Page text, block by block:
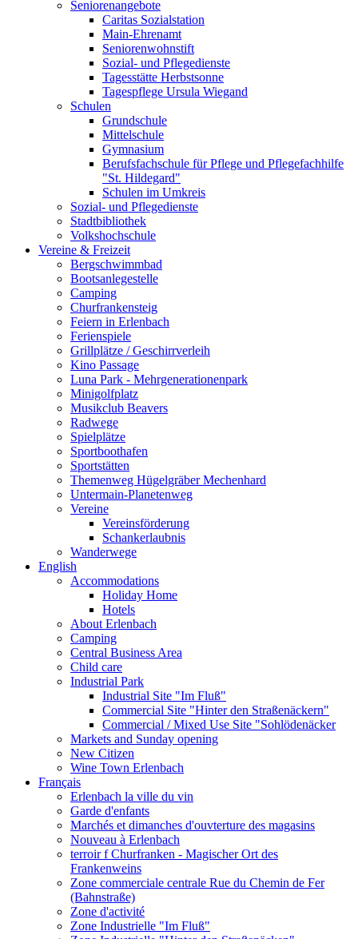
Seniorenangebote
Caritas Sozialstation
Main-Ehrenamt
Seniorenwohnstift
Sozial- und Pflegedienste
Tagesstätte Herbstsonne
Tagespflege Ursula Wiegand
Schulen
Grundschule
Mittelschule
Gymnasium
Berufsfachschule für Pflege und Pflegefachhilfe
"St. Hildegard"
Schulen im Umkreis
Sozial- und Pflegedienste
Stadtbibliothek
Volkshochschule
Vereine & Freizeit
Bergschwimmbad
Bootsanlegestelle
Camping
Churfrankensteig
Feiern in Erlenbach
Ferienspiele
Grillplätze / Geschirrverleih
Kino Passage
Luna Park - Mehrgenerationenpark
Minigolfplatz
Musikclub Beavers
Radwege
Spielplätze
Sportboothafen
Sportstätten
Themenweg Hügelgräber Mechenhard
Untermain-Planetenweg
Vereine
Vereinsförderung
Schankerlaubnis
Wanderwege
English
Accommodations
Holiday Home
Hotels
About Erlenbach
Camping
Central Business Area
Child care
Industrial Park
Industrial Site "Im Fluß"
Commercial Site "Hinter den Straßenäckern"
Commercial / Mixed Use Site "Sohlödenäcker
Markets and Sunday opening
New Citizen
Wine Town Erlenbach
Français
Erlenbach la ville du vin
Garde d'enfants
Marchés et dimanches d'ouvterture des magasins
Nouveau à Erlenbach
terroir f Churfranken - Magischer Ort des
Frankenweins
Zone commerciale centrale Rue du Chemin de Fer
(Bahnstraße)
Zone d'activité
Zone Industrielle "Im Fluß"